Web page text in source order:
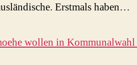
Erstmals haben…
wollen in